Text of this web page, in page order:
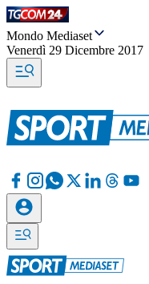
Mondo Mediaset
Venerdì 29 Dicembre 2017